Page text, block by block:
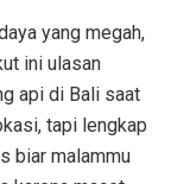
yang megah,
ini ulasan
api di Bali saat
tapi lengkap
biar malammu